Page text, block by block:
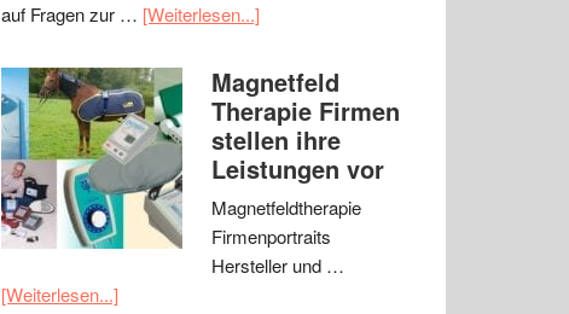
auf Fragen zur … [Weiterlesen...]
Magnetfeld
Therapie Firmen
stellen ihre
Leistungen vor
Magnetfeldtherapie
Firmenportraits
Hersteller und …
[Weiterlesen...]